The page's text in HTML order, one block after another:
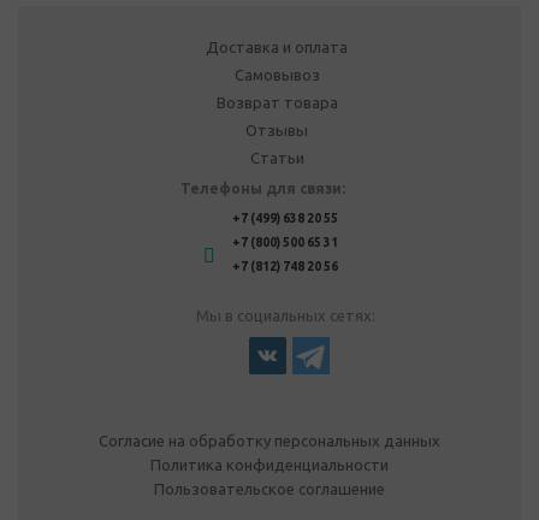
Доставка и оплата
Самовывоз
Возврат товара
Отзывы
Статьи
Телефоны для связи:
+7 (499) 638 20 55
+7 (800) 500 65 31
+7 (812) 748 20 56
Мы в социальных сетях:
Согласие на обработку персональных данных
Политика конфиденциальности
Пользовательское соглашение